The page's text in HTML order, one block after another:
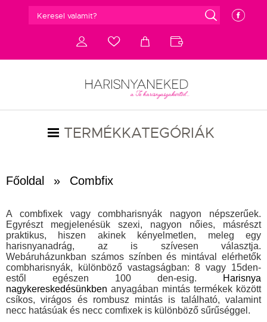
e g
d c a b
TERMÉKKATEGÓRIÁK
Főoldal » Combfix
A combfixek vagy combharisnyák nagyon népszerűek.
Egyrészt megjelenésük szexi, nagyon nőies, másrészt
praktikus, hiszen akinek kényelmetlen, meleg egy
harisnyanadrág, az is szívesen választja.
Webáruházunkban számos színben és mintával elérhetők
combharisnyák, különböző vastagságban: 8 vagy 15den-
estől egészen 100 den-esig.
Harisnya
nagykereskedésünkben anyagában mintás termékek között
csíkos, virágos és rombusz mintás is található, valamint
necc hatásúak és necc comfixek is különböző sűrűséggel.